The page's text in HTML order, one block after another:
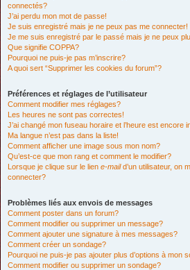
connectés?
J’ai perdu mon mot de passe!
Je suis enregistré mais je ne peux pas me connecter!
Je me suis enregistré par le passé mais je ne peux
Que signifie COPPA?
Pourquoi ne puis-je pas m’inscrire?
A quoi sert “Supprimer les cookies du forum”?
Préférences et réglages de l’utilisateur
Comment modifier mes réglages?
Les heures ne sont pas correctes!
J’ai changé mon fuseau horaire et l’heure est encore
Ma langue n’est pas dans la liste!
Comment afficher une image sous mon nom?
Qu’est-ce que mon rang et comment le modifier?
Lorsque je clique sur le lien e-maild’un utilisateur, on
connecter?
Problèmes liés aux envois de messages
Comment poster dans un forum?
Comment modifier ou supprimer un message?
Comment ajouter une signature à mes messages?
Comment créer un sondage?
Pourquoi ne puis-je pas ajouter plus d’options à mon
Comment modifier ou supprimer un sondage?